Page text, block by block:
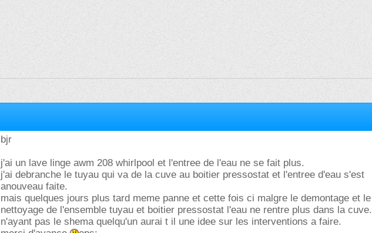
bjr
j'ai un lave linge awm 208 whirlpool et l'entree de l'eau ne se fait plus.
j'ai debranche le tuyau qui va de la cuve au boitier pressostat et l'entree d'eau s'est
anouveau faite.
mais quelques jours plus tard meme panne et cette fois ci malgre le demontage et le
nettoyage de l'ensemble tuyau et boitier pressostat l'eau ne rentre plus dans la cuve.
n'ayant pas le shema quelqu'un aurai t il une idee sur les interventions a faire.